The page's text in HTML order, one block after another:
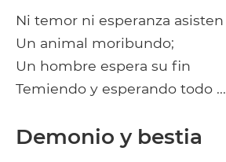
Ni temor ni esperanza asisten
Un animal moribundo;
Un hombre espera su fin
Temiendo y esperando todo ...
Demonio y bestia